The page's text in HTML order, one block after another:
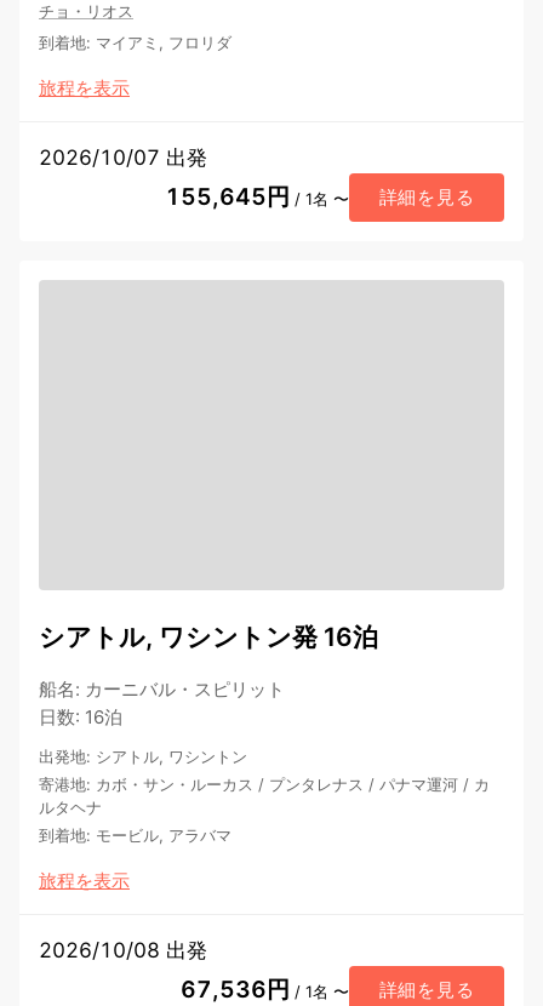
チョ・リオス
到着地: マイアミ, フロリダ
旅程を表示
2026/10/07 出発
155,645円 / 1名 〜 詳細を見る
シアトル, ワシントン発 16泊
船名: カーニバル・スピリット
日数: 16泊
出発地: シアトル, ワシントン
寄港地: カボ・サン・ルーカス / プンタレナス / パナマ運河 / カ
ルタヘナ
到着地: モービル, アラバマ
旅程を表示
2026/10/08 出発
67,536円 / 1名 〜 詳細を見る